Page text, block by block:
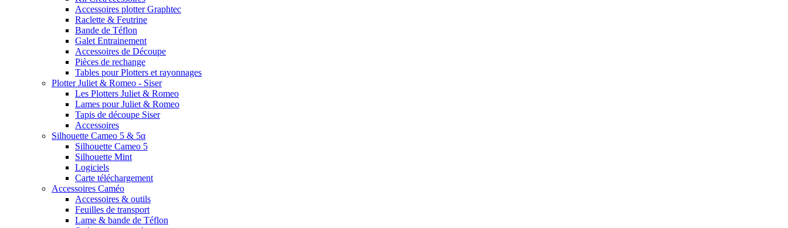
Accessoires plotter Graphtec
Raclette & Feutrine
Bande de Téflon
Galet Entrainement
Accessoires de Découpe
Pièces de rechange
Tables pour Plotters et rayonnages
Plotter Juliet & Romeo - Siser
Les Plotters Juliet & Romeo
Lames pour Juliet & Romeo
Tapis de découpe Siser
Accessoires
Silhouette Cameo 5 & 5α
Silhouette Cameo 5
Silhouette Mint
Logiciels
Carte téléchargement
Accessoires Caméo
Accessoires & outils
Feuilles de transport
Lame & bande de Téflon